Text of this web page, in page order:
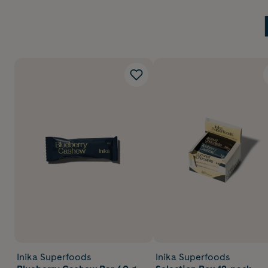
Inika Superfoods
Inika Superfoods